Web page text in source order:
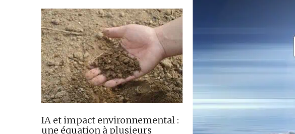
IA et impact environnemental :
une équation à plusieurs